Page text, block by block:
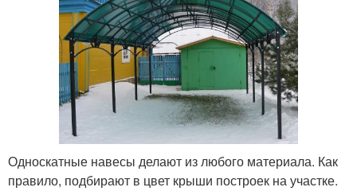
Односкатные навесы делают из любого материала. Как
правило, подбирают в цвет крыши построек на участке.